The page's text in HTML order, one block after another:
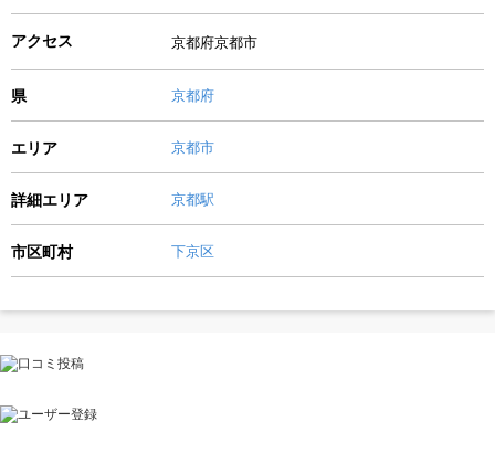
アクセス 京都府京都市
県 京都府
エリア 京都市
詳細エリア 京都駅
市区町村 下京区